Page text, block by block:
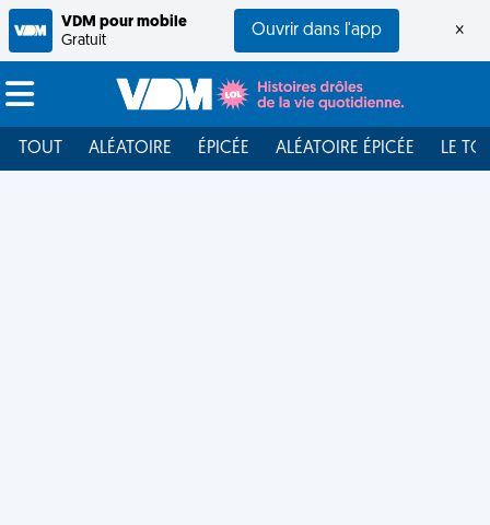
VDM pour mobile
Gratuit
Ouvrir dans l'app ×
TOUT ALÉATOIRE ÉPICÉE ALÉATOIRE ÉPICÉE LE